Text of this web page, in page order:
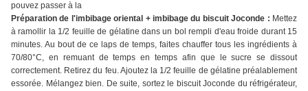
pouvez passer à la
Préparation de l'imbibage oriental + imbibage du biscuit Joconde : Mettez
à ramollir la 1/2 feuille de gélatine dans un bol rempli d'eau froide durant 15
minutes. Au bout de ce laps de temps, faites chauffer tous les ingrédients à
70/80°C, en remuant de temps en temps afin que le sucre se dissout
correctement. Retirez du feu. Ajoutez la 1/2 feuille de gélatine préalablement
essorée. Mélangez bien. De suite, sortez le biscuit Joconde du réfrigérateur,